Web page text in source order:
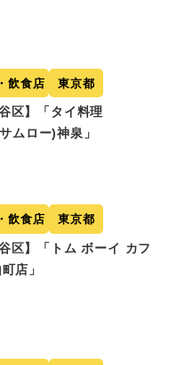
飲食店 東京都
区】「タイ料理
ムロー)神泉」
飲食店 東京都
区】「トム ボーイ カフ
店」